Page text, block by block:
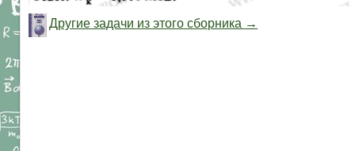
Другие задачи из этого сборника →